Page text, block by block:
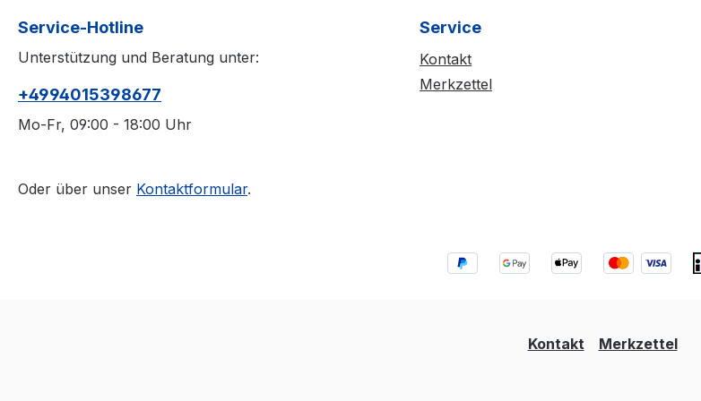
Service-Hotline
Unterstützung und Beratung unter:
+4994015398677
Mo-Fr, 09:00 - 18:00 Uhr
Oder über unser Kontaktformular.
Service
Kontakt
Merkzettel
Kontakt Merkzettel